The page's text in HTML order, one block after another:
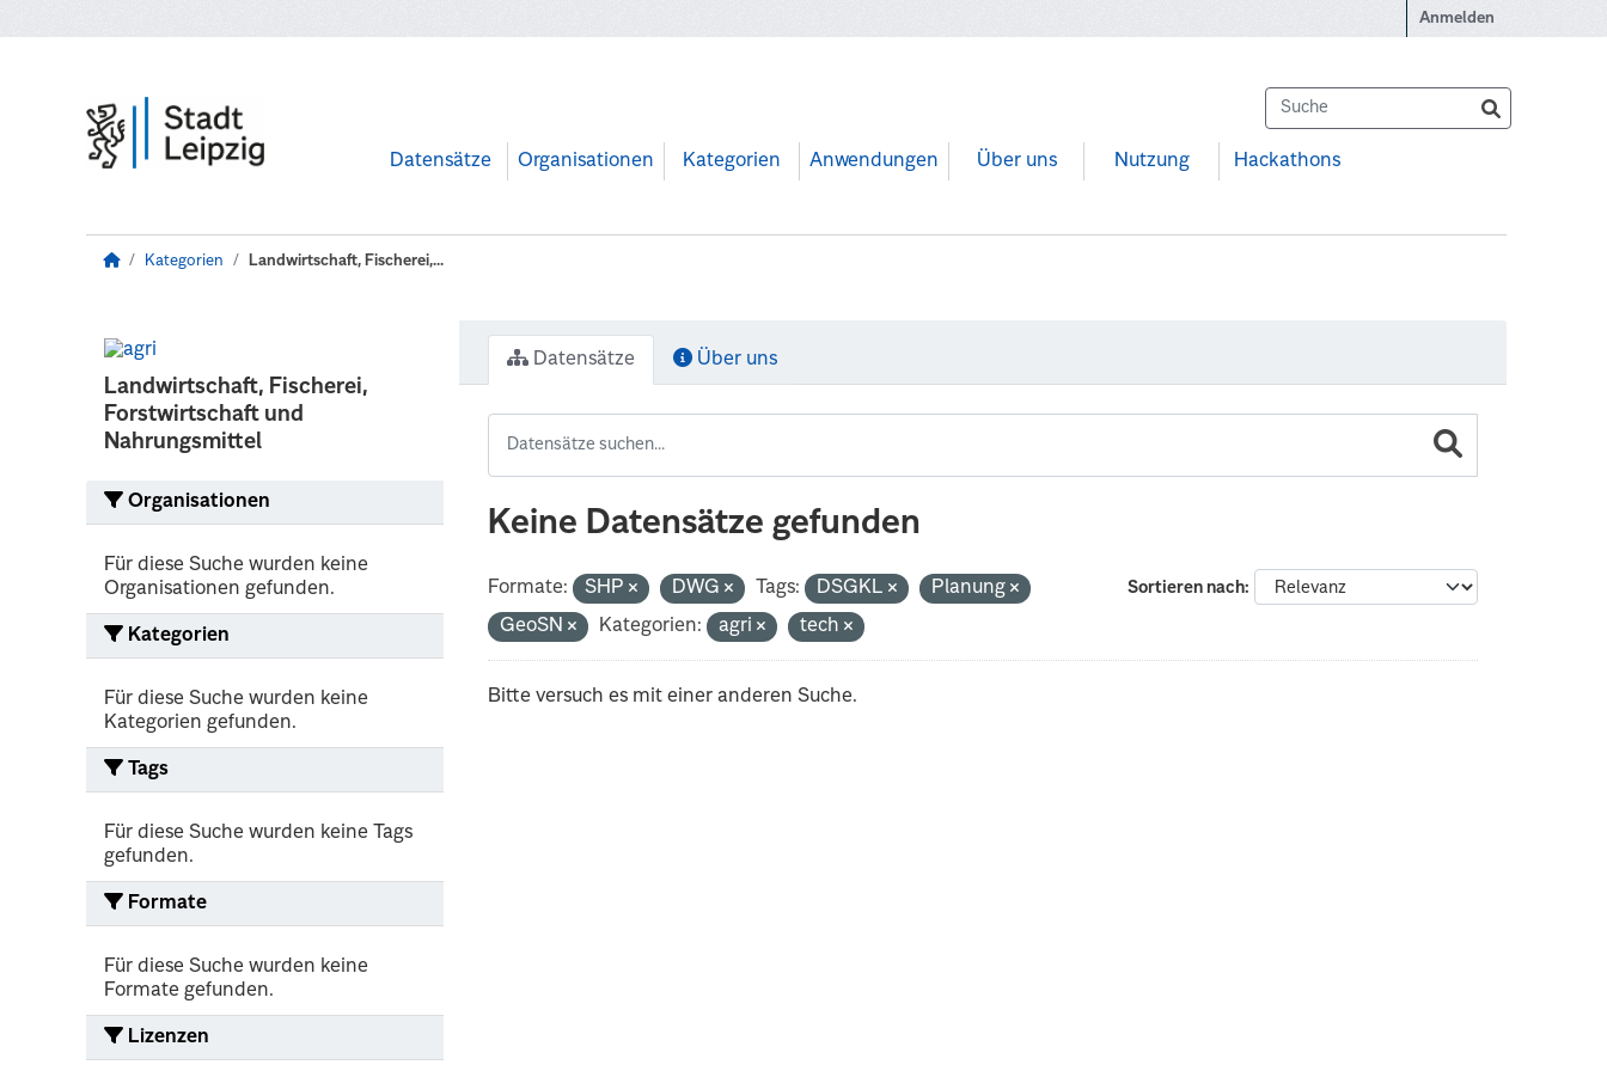
Anmelden
Datensätze Organisationen Kategorien Anwendungen Über uns Nutzung Hackathons
Kategorien Landwirtschaft, Fischerei,...
Landwirtschaft, Fischerei,
Forstwirtschaft und
Nahrungsmittel
Organisationen
Für diese Suche wurden keine
Organisationen gefunden.
Kategorien
Für diese Suche wurden keine
Kategorien gefunden.
Tags
Für diese Suche wurden keine Tags
gefunden.
Formate
Für diese Suche wurden keine
Formate gefunden.
Lizenzen
Datensätze Über uns
Keine Datensätze gefunden
Sortieren nach
Formate: SHP DWG Tags: DSGKL
Planung
GeoSN
Kategorien: agri tech
Bitte versuch es mit einer anderen Suche.